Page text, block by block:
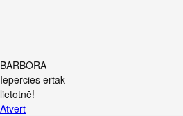
BARBORA
Iepērcies ērtāk
lietotnē!
Atvērt